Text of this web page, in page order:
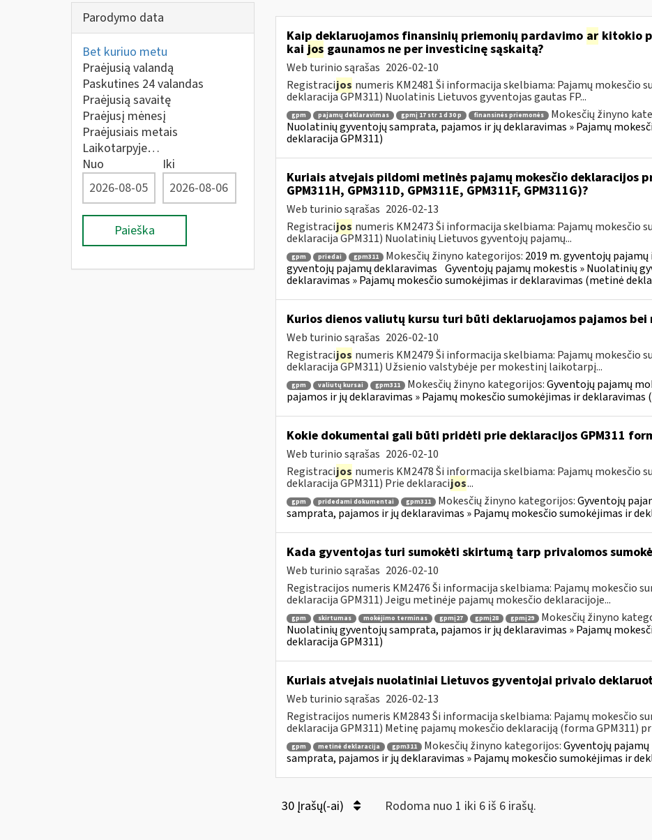
Parodymo data
Bet kuriuo metu
Praėjusią valandą
Paskutines 24 valandas
Praėjusią savaitę
Praėjusį mėnesį
Praėjusiais metais
Laikotarpyje…
Nuo
Iki
Paieška
Kaip deklaruojamos finansinių priemonių pardavimo arkitokio
kai jos gaunamos ne per investicinę sąskaitą?
Web turinio sąrašas 2026-02-10
Registracijos numeris KM2481 Ši informacija skelbiama: Pajamų mokesčio
deklaracija GPM311) Nuolatinis Lietuvos gyventojas gautas FP...
gpm pajamų deklaravimas gpmį 17 str 1 d 30 p finansinės priemonės Mokesčių žinyno
Nuolatinių gyventojų samprata, pajamos ir jų deklaravimas » Pajamų
deklaracija GPM311)
Kuriais atvejais pildomi metinės pajamų mokesčio deklaracijos
GPM311H, GPM311D, GPM311E, GPM311F, GPM311G)?
Web turinio sąrašas 2026-02-13
Registracijos numeris KM2473 Ši informacija skelbiama: Pajamų mokesčio
deklaracija GPM311) Nuolatinių Lietuvos gyventojų pajamų...
gpm priedai gpm311 Mokesčių žinyno kategorijos: 2019 m. gyventojų
gyventojų pajamų deklaravimas Gyventojų pajamų mokestis » Nuolatinių
deklaravimas » Pajamų mokesčio sumokėjimas ir deklaravimas (metinė
Kurios dienos valiutų kursu turi būti deklaruojamos pajamos bei
Web turinio sąrašas 2026-02-10
Registracijos numeris KM2479 Ši informacija skelbiama: Pajamų mokesčio
deklaracija GPM311) Užsienio valstybėje per mokestinį laikotarpį...
gpm valiutų kursai gpm311 Mokesčių žinyno kategorijos:Gyventojų pajamų
pajamos ir jų deklaravimas » Pajamų mokesčio sumokėjimas ir deklaravimas
Kokie dokumentai gali būti pridėti prie deklaracijos GPM311
Web turinio sąrašas 2026-02-10
Registracijos numeris KM2478 Ši informacija skelbiama: Pajamų mokesčio
deklaracija GPM311) Prie deklaracijos...
gpm pridedami dokumentai gpm311 Mokesčių žinyno kategorijos:Gyventojų
samprata, pajamos ir jų deklaravimas » Pajamų mokesčio sumokėjimas ir
Kada gyventojas turi sumokėti skirtumą tarp privalomos
Web turinio sąrašas 2026-02-10
Registracijos numeris KM2476 Ši informacija skelbiama: Pajamų mokesčio
deklaracija GPM311) Jeigu metinėje pajamų mokesčio deklaracijoje...
gpm skirtumas mokėjimo terminas gpmį27 gpmį28 gpmį29 Mokesčių žinyno
Nuolatinių gyventojų samprata, pajamos ir jų deklaravimas » Pajamų
deklaracija GPM311)
Kuriais atvejais nuolatiniai Lietuvos gyventojai privalo
Web turinio sąrašas 2026-02-13
Registracijos numeris KM2843 Ši informacija skelbiama: Pajamų mokesčio
deklaracija GPM311) Metinę pajamų mokesčio deklaraciją (forma GPM311)
gpm metinė deklaracija gpm311 Mokesčių žinyno kategorijos:Gyventojų
samprata, pajamos ir jų deklaravimas » Pajamų mokesčio sumokėjimas ir
30 Įrašų(-ai) Rodoma nuo 1 iki 6 iš 6 irašų.